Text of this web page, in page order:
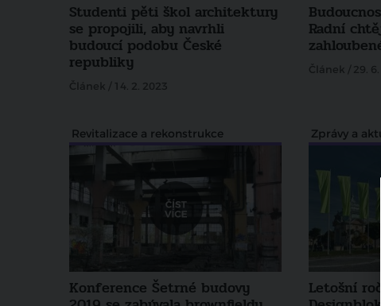
Studenti pěti škol architektury
se propojili, aby navrhli
budoucí podobu České
republiky
Článek / 14. 2. 2023
Radní
Článek / 29.
Revitalizace a rekonstrukce
Konference Šetrné budovy
Zprávy a
Letošní